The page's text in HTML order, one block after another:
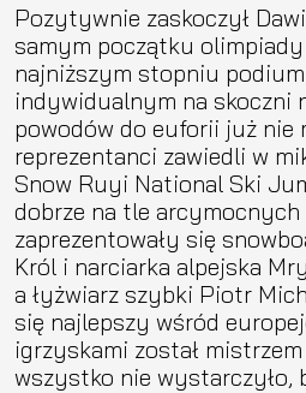
Pozytywnie zaskoczył
samym początku olimpiady
najniższym stopniu
indywidualnym na skoczni
powodów do euforii już nie
reprezentanci zawiedli w
Snow Ruyi National Ski
dobrze na tle
zaprezentowały się
Król i narciarka alpejska
a łyżwiarz szybki Piotr
się najlepszy wśród
igrzyskami został
wszystko nie wystarczyło,